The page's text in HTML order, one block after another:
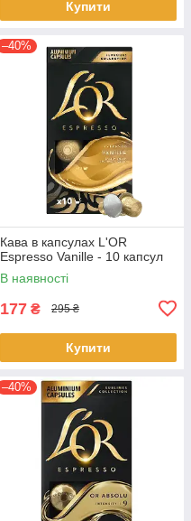
Купити
–40%
Кава в капсулах L'OR
Espresso Vanille - 10 капсул
В наявності
177 ₴ 295 ₴
Купити
–40%